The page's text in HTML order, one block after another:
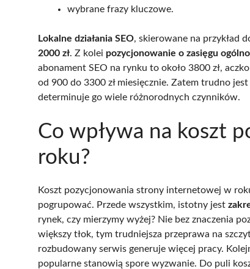
wybrane frazy kluczowe.
Lokalne działania SEO, skierowane na przykład
2000 zł. Z kolei pozycjonowanie o zasięgu
abonament SEO na rynku to około 3800 zł,
od 900 do 3300 zł miesięcznie. Zatem trudno
determinuje go wiele różnorodnych czynników.
Co wpływa na koszt
roku?
Koszt pozycjonowania strony internetowej w
pogrupować. Przede wszystkim, istotny jest
rynek, czy mierzymy wyżej? Nie bez znaczenia
większy tłok, tym trudniejsza przeprawa na
rozbudowany serwis generuje więcej pracy.
popularne stanowią spore wyzwanie. Do puli